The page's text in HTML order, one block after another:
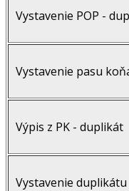
Vystavenie POP -
Vystavenie pasu
Výpis z PK - duplikát
Vystavenie